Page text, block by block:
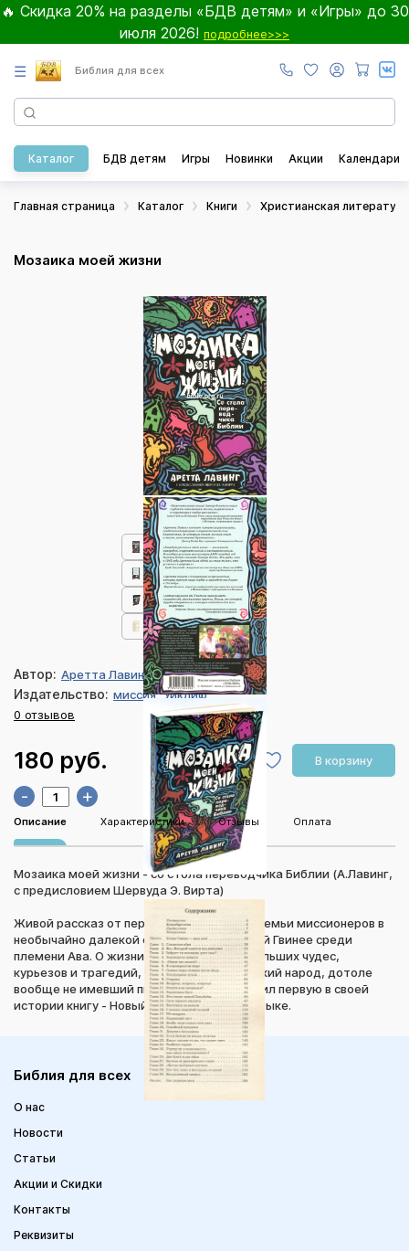
🔥 Скидка 20% на разделы «БДВ детям» и «Игры» до 30
июля 2026! подробнее>>>
☰ Библия для всех
Каталог БДВ детям Игры Новинки Акции Календари
Главная страница Каталог Книги Христианская литература
Мозаика моей жизни
Автор: Аретта Лавинг
Издательство: миссия "Уиклиф"
0 отзывов
180 руб. В корзину
- +
Описание Характеристики Отзывы Оплата
Мозаика моей жизни - со стола переводчика Библии (А.Лавинг,
с предисловием Шервуда Э. Вирта)
Живой рассказ от первого лица о жизни семьи миссионеров в
необычайно далекой стране Папуа - Новой Гвинее среди
племени Ава. О жизни, полной малых и больших чудес,
курьезов и трагедий, и о том, как маленький народ, дотоле
вообще не имевший письменности, получил первую в своей
истории книгу - Новый завет на родном языке.
Библия для всех
О нас
Новости
Статьи
Акции и Скидки
Контакты
Реквизиты